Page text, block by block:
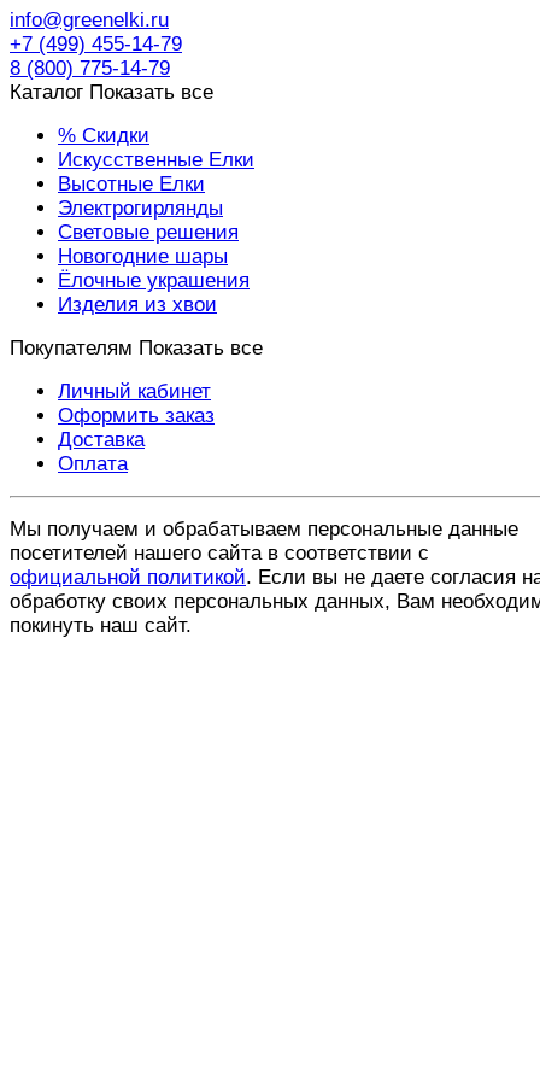
info@greenelki.ru
+7 (499) 455-14-79
8 (800) 775-14-79
Каталог Показать все
% Скидки
Искусственные Елки
Высотные Елки
Электрогирлянды
Световые решения
Новогодние шары
Ёлочные украшения
Изделия из хвои
Покупателям Показать все
Личный кабинет
Оформить заказ
Доставка
Оплата
Мы получаем и обрабатываем персональные данные
посетителей нашего сайта в соответствии с
официальной политикой. Если вы не даете согласия
обработку своих персональных данных, Вам
покинуть наш сайт.